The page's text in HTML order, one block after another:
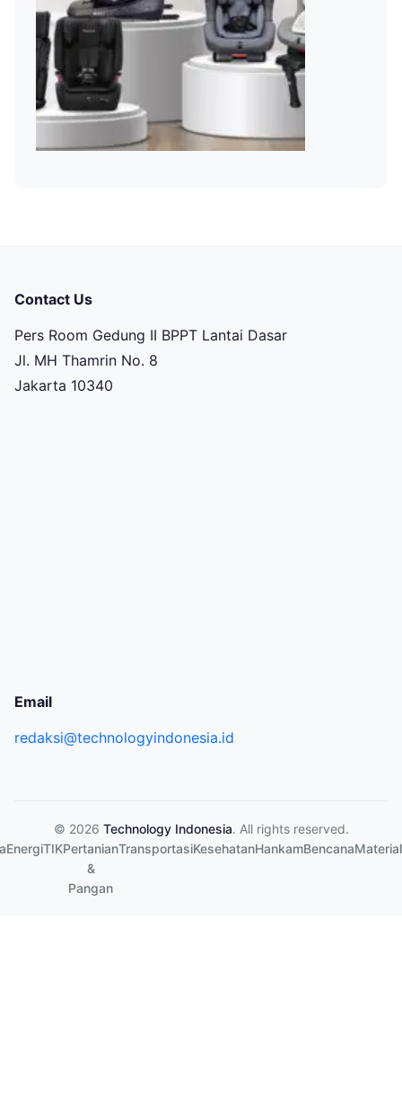
Contact Us
Pers Room Gedung II BPPT Lantai Dasar
Jl. MH Thamrin No. 8
Jakarta 10340
Email
redaksi@technologyindonesia.id
© 2026 Technology Indonesia. All rights reserved.
EnergiTIKPertanian
&
Pangan
TransportasiKesehatanHankamBencanaMaterial